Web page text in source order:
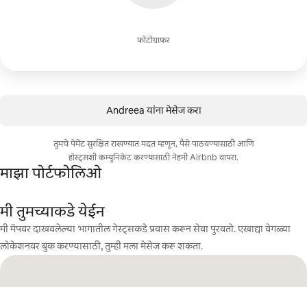
फोटोग्राफर
Andreea यांना मेसेज करा
तुमचे पेमेंट सुरक्षित राखण्यात मदत म्हणून, पैसे पाठवण्यासाठी आणि
होस्ट्सशी कम्युनिकेट करण्यासाठी नेहमी Airbnb वापरा.
माझा पोर्टफोलिओ
मी तुमच्याकडे येईन
मी मॅपवर दाखवलेल्या भागातील गेस्ट्सकडे प्रवास करून सेवा पुरवतो. एखाद्या वेगळ्या
लोकेशनवर बुक करण्यासाठी, तुम्ही मला मेसेज करू शकता.